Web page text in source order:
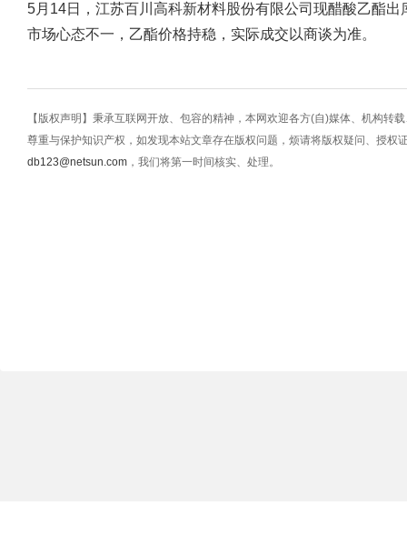
5月14日，江苏百川高科新材料股份有限公司现醋酸乙酯
市场心态不一，乙酯价格持稳，实际成交以商谈为准。
【版权声明】秉承互联网开放、包容的精神，本网欢迎各方(自)媒体、机构转
尊重与保护知识产权，如发现本站文章存在版权问题，烦请将版权疑问、授权
db123@netsun.com ，我们将第一时间核实、处理。